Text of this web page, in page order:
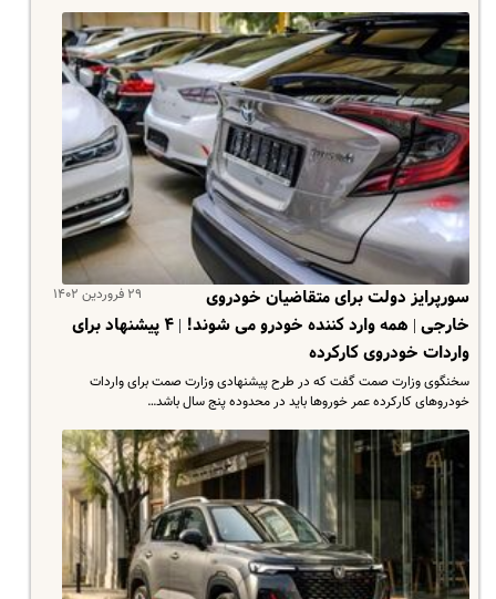
۲۹ فروردین ۱۴۰۲
سورپرایز دولت برای متقاضیان خودروی
خارجی | همه وارد کننده خودرو می شوند!‌ | ۴ پیشنهاد برای
واردات خودروی کارکرده
سخنگوی وزارت صمت گفت که در طرح پیشنهادی وزارت صمت برای واردات
خودروهای کارکرده عمر خوروها باید در محدوده پنج سال باشد…